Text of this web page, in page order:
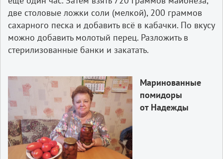
две столовые ложки соли (мелкой), 200 граммов
сахарного песка и добавить всё в кабачки. По вкусу
можно добавить молотый перец. Разложить в
стерилизованные банки и закатать.
Маринованные
помидоры
от Надежды